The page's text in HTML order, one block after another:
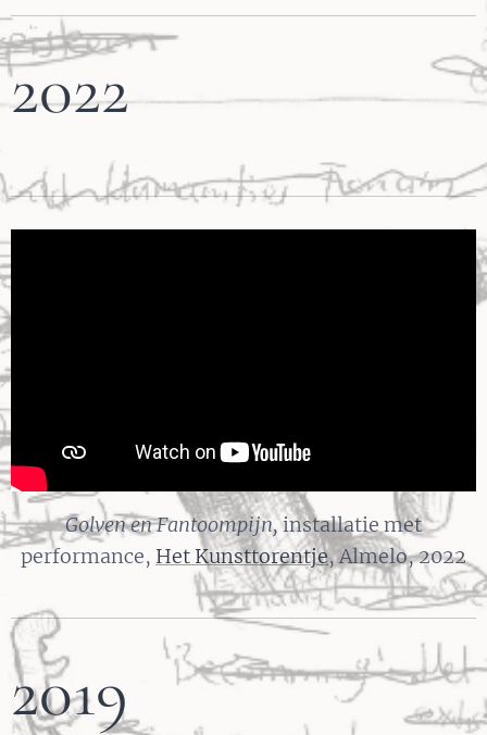
2022
Golven en Fantoompijn,installatie met
performance, Het Kunsttorentje, Almelo, 2022
2019